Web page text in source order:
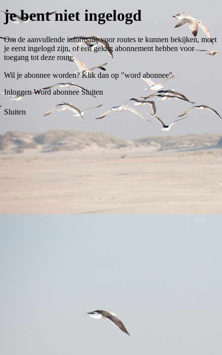
je bent niet ingelogd
Om de aanvullende informatie voor routes te kunnen bekijken, moet
je eerst ingelogd zijn, of een geldig abonnement hebben voor
toegang tot deze route.
Wil je abonnee worden? Klik dan op "word abonnee"
Inloggen Word abonnee Sluiten
Sluiten